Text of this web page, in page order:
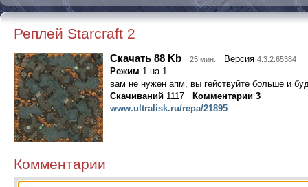
Реплей Starcraft 2
Скачать 88 Kb 25 мин. Версия 4.3.2.65384
Режим 1 на 1
вам не нужен апм, вы гействуйте больше и
Скачиваний 1117
Комментарии 3
www.ultralisk.ru/repa/21895
Комментарии